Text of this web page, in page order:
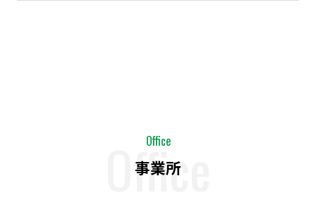
Office
Office
事業所